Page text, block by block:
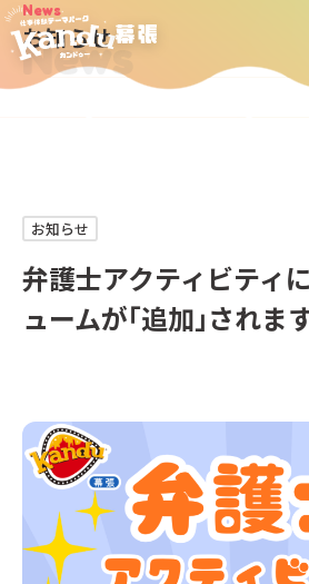
News
News
お知らせ
お知らせ
弁護士アクティビティ
ュームが「追加」されます